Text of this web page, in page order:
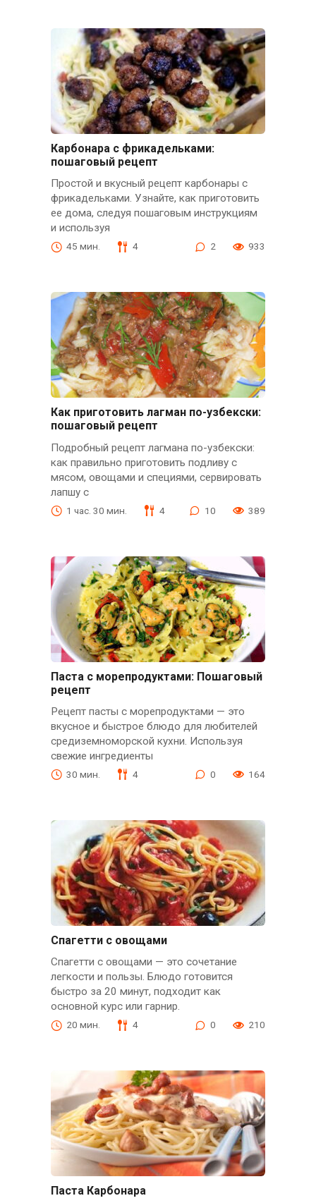
Карбонара с фрикадельками:
пошаговый рецепт
Простой и вкусный рецепт карбонары с
фрикадельками. Узнайте, как приготовить
ее дома, следуя пошаговым инструкциям
и используя
45 мин. 4 2 933
Как приготовить лагман по-узбекски:
пошаговый рецепт
Подробный рецепт лагмана по-узбекски:
как правильно приготовить подливу с
мясом, овощами и специями, сервировать
лапшу с
1 час. 30 мин. 4 10 389
Паста с морепродуктами: Пошаговый
рецепт
Рецепт пасты с морепродуктами — это
вкусное и быстрое блюдо для любителей
средиземноморской кухни. Используя
свежие ингредиенты
30 мин. 4 0 164
Спагетти с овощами
Спагетти с овощами — это сочетание
легкости и пользы. Блюдо готовится
быстро за 20 минут, подходит как
основной курс или гарнир.
20 мин. 4 0 210
Паста Карбонара